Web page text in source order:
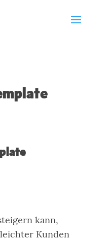
kann,
Kunden